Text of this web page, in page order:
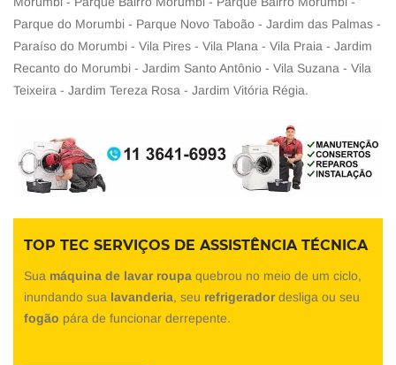
Parque do Morumbi - Parque Novo Taboão - Jardim das Palmas -
Paraíso do Morumbi - Vila Pires - Vila Plana - Vila Praia - Jardim
Recanto do Morumbi - Jardim Santo Antônio - Vila Suzana - Vila
Teixeira - Jardim Tereza Rosa - Jardim Vitória Régia.
TOP TEC SERVIÇOS DE ASSISTÊNCIA TÉCNICA
Sua máquina de lavar roupa quebrou no meio de um ciclo,
inundando sua lavanderia, seu refrigeradordesliga ou seu
fogão pára de funcionar derrepente.